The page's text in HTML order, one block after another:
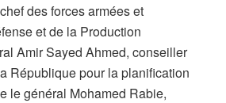
des forces armées et
et de la Production
Amir Sayed Ahmed, conseiller
République pour la planification
le général Mohamed Rabie,